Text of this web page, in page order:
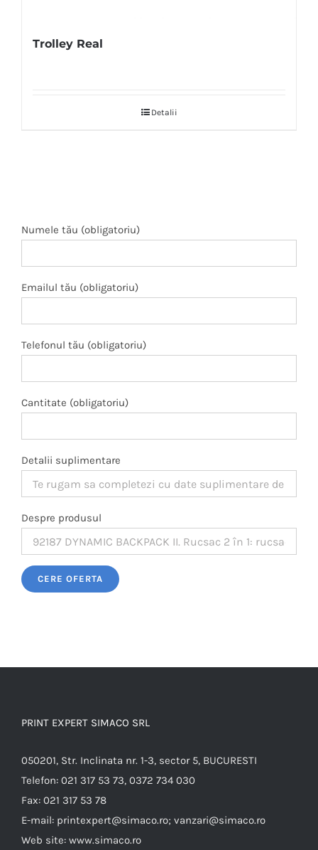
Trolley Real
Detalii
Numele tău (obligatoriu)
Emailul tău (obligatoriu)
Telefonul tău (obligatoriu)
Cantitate (obligatoriu)
Detalii suplimentare
Despre produsul
Please leave this field empty.
PRINT EXPERT SIMACO SRL
050201, Str. Inclinata nr. 1-3, sector 5, BUCURESTI
Telefon: 021 317 53 73, 0372 734 030
Fax: 021 317 53 78
E-mail: printexpert@simaco.ro; vanzari@simaco.ro
Web site: www.simaco.ro